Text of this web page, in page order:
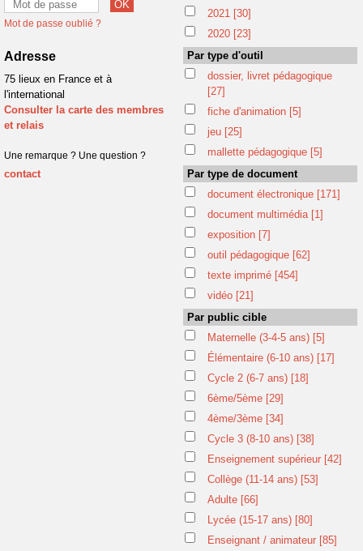
Mot de passe oublié ?
Adresse
75 lieux en France et à
l'international
Consulter la carte des membres
et relais
Une remarque ? Une question ?
contact
2021 [30]
2020 [23]
Par type d'outil
dossier, livret pédagogique
[27]
fiche d'animation [5]
jeu [25]
mallette pédagogique [5]
Par type de document
document électronique [171]
document multimédia [1]
exposition [7]
outil pédagogique [62]
texte imprimé [454]
vidéo [21]
Par public cible
Maternelle (3-4-5 ans) [5]
Élémentaire (6-10 ans) [17]
Cycle 2 (6-7 ans) [18]
6ème/5ème [29]
4ème/3ème [34]
Cycle 3 (8-10 ans) [38]
Enseignement supérieur [42]
Collège (11-14 ans) [53]
Adulte [66]
Lycée (15-17 ans) [80]
Enseignant / animateur [85]